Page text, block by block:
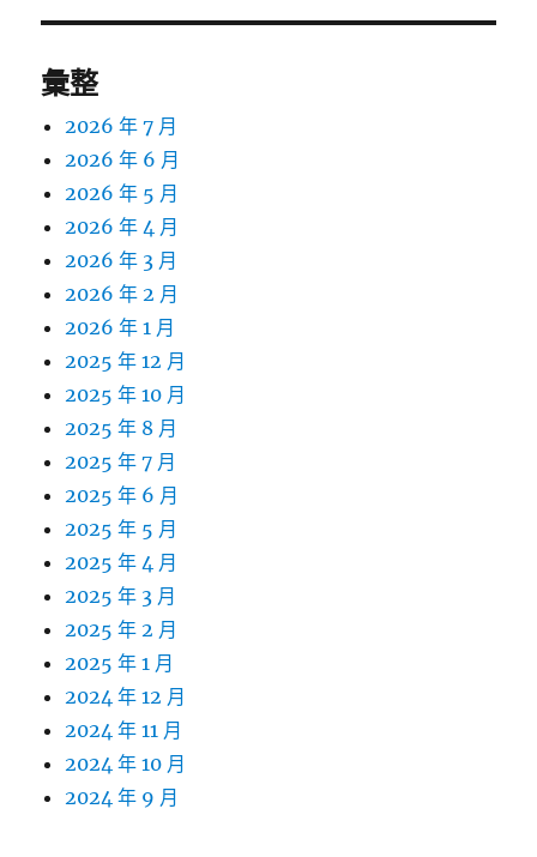
彙整
2026 年 7 月
2026 年 6 月
2026 年 5 月
2026 年 4 月
2026 年 3 月
2026 年 2 月
2026 年 1 月
2025 年 12 月
2025 年 10 月
2025 年 8 月
2025 年 7 月
2025 年 6 月
2025 年 5 月
2025 年 4 月
2025 年 3 月
2025 年 2 月
2025 年 1 月
2024 年 12 月
2024 年 11 月
2024 年 10 月
2024 年 9 月